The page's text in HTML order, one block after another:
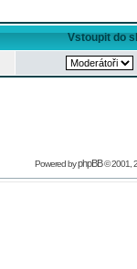
Vstoupit do
Powered byphpBB© 2001,